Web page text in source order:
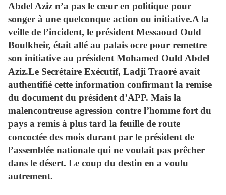
Abdel Aziz n’a pas le cœur en politique pour
songer à une quelconque action ou initiative.A la
veille de l’incident, le président Messaoud Ould
Boulkheir, était allé au palais ocre pour remettre
son initiative au président Mohamed Ould Abdel
Aziz.Le Secrétaire Exécutif, Ladji Traoré avait
authentifié cette information confirmant la remise
du document du président d’APP. Mais la
malencontreuse agression contre l’homme fort du
pays a remis à plus tard la feuille de route
concoctée des mois durant par le président de
l’assemblée nationale qui ne voulait pas prêcher
dans le désert. Le coup du destin en a voulu
autrement.